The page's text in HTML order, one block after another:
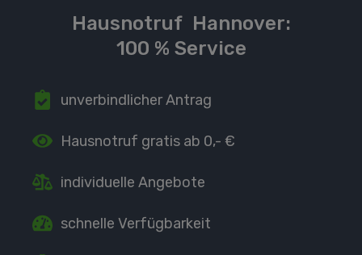
Hausnotruf Hannover:
100 % Service
unverbindlicher Antrag
Hausnotruf gratis ab 0,- €
individuelle Angebote
schnelle Verfügbarkeit